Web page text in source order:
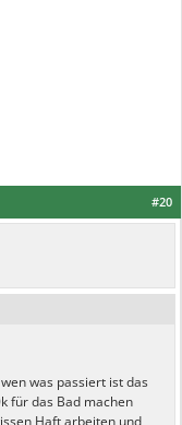
#20
was passiert ist das
für das Bad machen
Haft arbeiten und